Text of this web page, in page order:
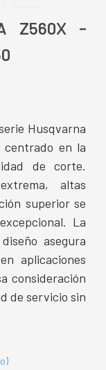
Z560X -
Husqvarna
centrado en la
de corte.
altas
superior se
La
asegura
aplicaciones
consideración
de servicio sin